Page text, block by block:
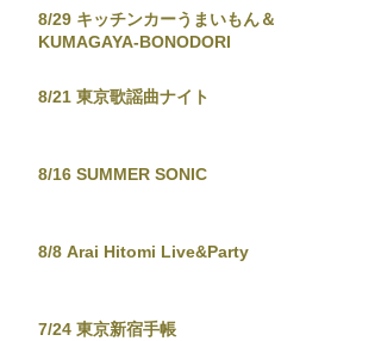
8/29 キッチンカーうまいもん＆
KUMAGAYA-BONODORI
8/21 東京歌謡曲ナイト
8/16 SUMMER SONIC
8/8 Arai Hitomi Live&Party
7/24 東京新宿手帳